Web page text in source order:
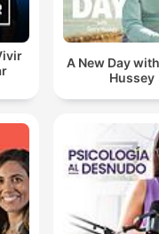
A New Day
Hussey